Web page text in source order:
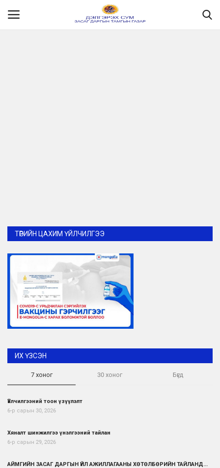
ТӨРИЙН ЦАХИМ ҮЙЛЧИЛГЭЭ
ИХ ҮЗСЭН
7 хоног 30 хоног Бүгд
Үйлчилгээний тоон үзүүлэлт
6-р сарын 30, 2026
Хяналт шинжилгээ үнэлгээний тайлан
6-р сарын 29, 2026
АЙМГИЙН ЗАСАГ ДАРГЫН ҮЙЛ АЖИЛЛАГААНЫ ХӨТӨЛБӨРИЙН ТАЙЛАНД...